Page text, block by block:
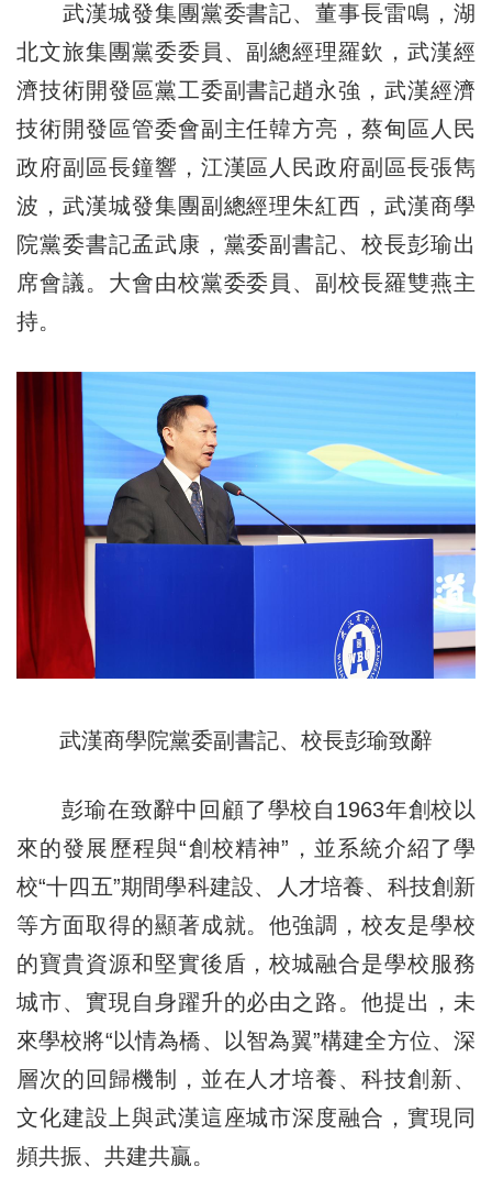
武漢城發集團黨委書記、董事長雷鳴，湖
北文旅集團黨委委員、副總經理羅欽，武漢經
濟技術開發區黨工委副書記趙永強，武漢經濟
技術開發區管委會副主任韓方亮，蔡甸區人民
政府副區長鐘響，江漢區人民政府副區長張雋
波，武漢城發集團副總經理朱紅西，武漢商學
院黨委書記孟武康，黨委副書記、校長彭瑜出
席會議。大會由校黨委委員、副校長羅雙燕主
持。
武漢商學院黨委副書記、校長彭瑜致辭
彭瑜在致辭中回顧了學校自1963年創校以
來的發展歷程與“創校精神”，並系統介紹了學
校“十四五”期間學科建設、人才培養、科技創新
等方面取得的顯著成就。他強調，校友是學校
的寶貴資源和堅實後盾，校城融合是學校服務
城市、實現自身躍升的必由之路。他提出，未
來學校將“以情為橋、以智為翼”構建全方位、深
層次的回歸機制，並在人才培養、科技創新、
文化建設上與武漢這座城市深度融合，實現同
頻共振、共建共贏。